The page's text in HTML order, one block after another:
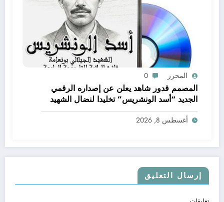
المحرر 0
المصمم قدور شاهد يعلن عن إصداره الرقمي
الجديد “أسد الونشريس” تخليدا لنضال الشهيد
الجيلالي بونعامة
أغسطس 8, 2026
إرسال التعليق